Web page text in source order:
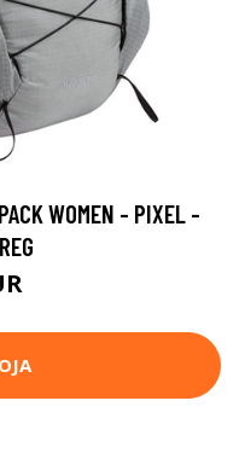
WOMEN - PIXEL -